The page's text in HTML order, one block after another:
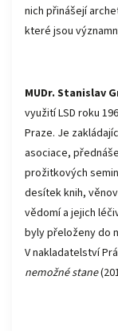
nich přinášejí
které jsou
MUDr. Stanislav
využití LSD roku
Praze. Je
asociace,
prožitkových
desítek knih,
vědomí a jejich
byly přeloženy do
V nakladatelství
nemožné stane